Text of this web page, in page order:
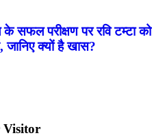
सफल परीक्षण पर रवि टम्टा को
जानिए क्यों है खास?
Visitor